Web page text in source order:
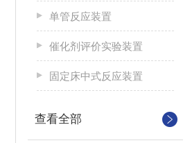
单管反应装置
催化剂评价实验装置
固定床中式反应装置
查看全部